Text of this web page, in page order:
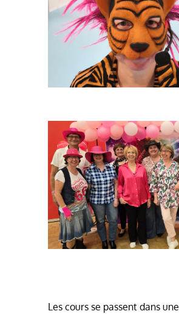
Les cours se passent dans une